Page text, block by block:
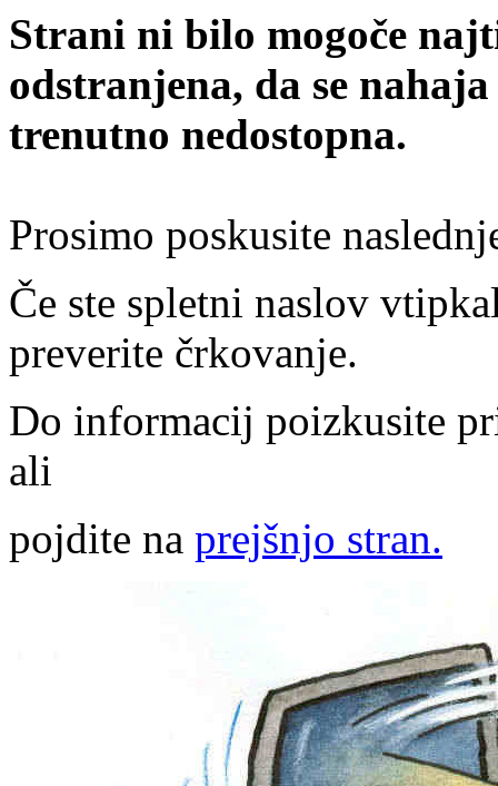
Strani ni bilo mogoče
odstranjena, da se
trenutno nedostopna.
Prosimo poskusite
Če ste spletni naslov
preverite črkovanje.
Do informacij poizkusite
ali
pojdite na prejšnjo stran.